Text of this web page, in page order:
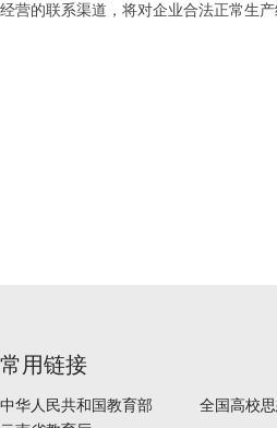
经营的联系渠道，将对企业合法正常生产
常用链接
中华人民共和国教育部 全国高校